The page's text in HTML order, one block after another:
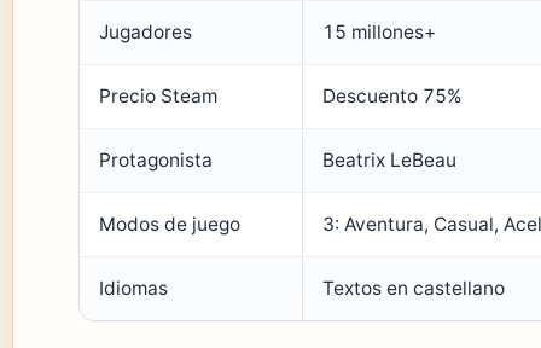
Jugadores 15 millones+
Precio Steam Descuento 75%
Protagonista Beatrix LeBeau
Modos de juego 3: Aventura, Casual,
Idiomas Textos en castellano